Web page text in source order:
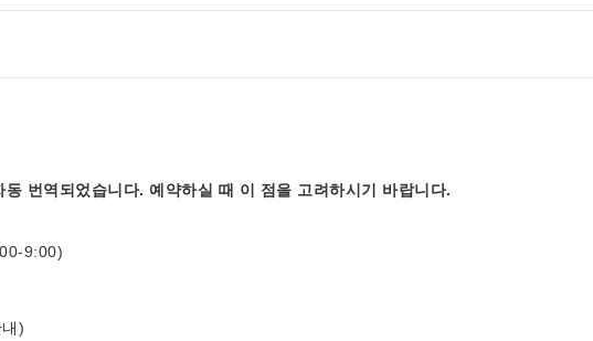
번역되었습니다. 예약하실 때 이 점을 고려하시기 바랍니다.
9:00)
)